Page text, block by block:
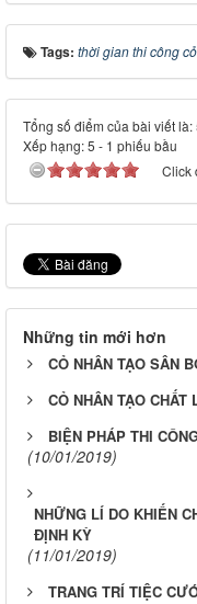
Tags: thời gian thi công
Tổng số điểm của bài viết
Xếp hạng:5 - 1 phiếu bầu
Click
Những tin mới hơn
CỎ NHÂN TẠO SÂN
CỎ NHÂN TẠO CHẤT
BIỆN PHÁP THI
(10/01/2019)
NHỮNG LÍ DO KHIẾN
ĐỊNH KỲ
(11/01/2019)
TRANG TRÍ TIỆC